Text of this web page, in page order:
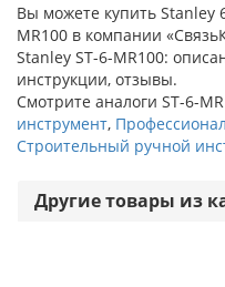
Вы можете купить Stanley
MR100 в компании
Stanley ST-6-MR100:
инструкции, отзывы.
Смотрите аналоги ST-6-
инструмент,
Строительный ручной
Другие товары из